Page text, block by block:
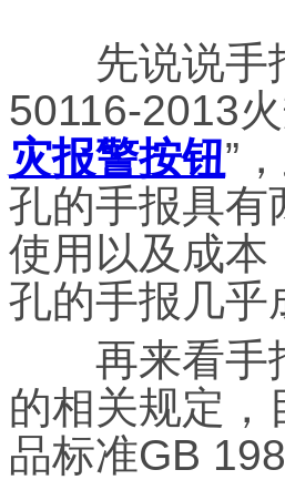
先说说手报
50116-2013
灾报警按钮”
孔的手报具有
使用以及成本
孔的手报几乎
再来看手报
的相关规定
品标准GB